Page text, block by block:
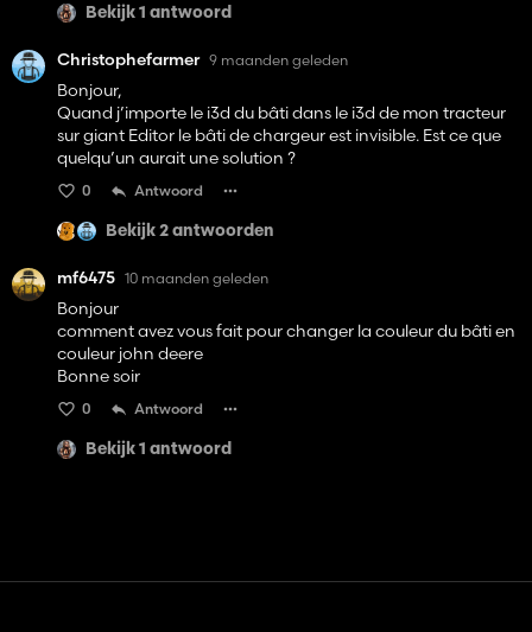
Bekijk 1 antwoord
Christophefarmer 9 maanden geleden
Bonjour,
Quand j’importe le i3d du bâti dans le i3d de mon tracteur
sur giant Editor le bâti de chargeur est invisible. Est ce que
quelqu’un aurait une solution ?
0 Antwoord
Bekijk 2 antwoorden
mf6475 10 maanden geleden
Bonjour
comment avez vous fait pour changer la couleur du bâti en
couleur john deere
Bonne soir
0 Antwoord
Bekijk 1 antwoord